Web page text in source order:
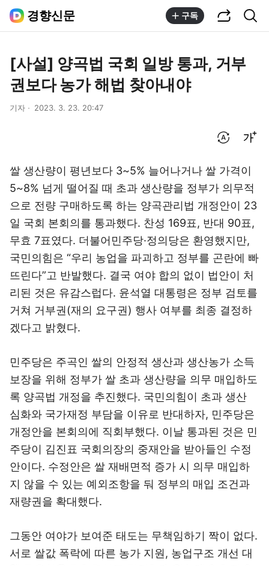
경향신문 구독
[사설] 양곡법 국회 일방 통과, 거부
권보다 농가 해법 찾아내야
기자 2023. 3. 23. 20:47
쌀 생산량이 평년보다 3~5% 늘어나거나 쌀 가격이
5~8% 넘게 떨어질 때 초과 생산량을 정부가 의무적
으로 전량 구매하도록 하는 양곡관리법 개정안이 23
일 국회 본회의를 통과했다. 찬성 169표, 반대 90표,
무효 7표였다. 더불어민주당·정의당은 환영했지만,
국민의힘은 “우리 농업을 파괴하고 정부를 곤란에 빠
뜨린다”고 반발했다. 결국 여야 합의 없이 법안이 처
리된 것은 유감스럽다. 윤석열 대통령은 정부 검토를
거쳐 거부권(재의 요구권) 행사 여부를 최종 결정하
겠다고 밝혔다.
민주당은 주곡인 쌀의 안정적 생산과 생산농가 소득
보장을 위해 정부가 쌀 초과 생산량을 의무 매입하도
록 양곡법 개정을 추진했다. 국민의힘이 초과 생산
심화와 국가재정 부담을 이유로 반대하자, 민주당은
개정안을 본회의에 직회부했다. 이날 통과된 것은 민
주당이 김진표 국회의장의 중재안을 받아들인 수정
안이다. 수정안은 쌀 재배면적 증가 시 의무 매입하
지 않을 수 있는 예외조항을 둬 정부의 매입 조건과
재량권을 확대했다.
그동안 여야가 보여준 태도는 무책임하기 짝이 없다.
서로 쌀값 폭락에 따른 농가 지원, 농업구조 개선 대